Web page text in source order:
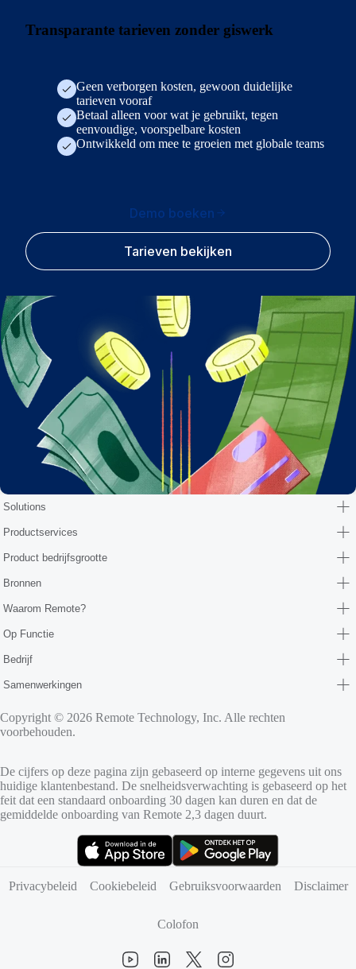
Transparante tarieven zonder giswerk
Geen verborgen kosten, gewoon duidelijke
tarieven vooraf
Betaal alleen voor wat je gebruikt, tegen
eenvoudige, voorspelbare kosten
Ontwikkeld om mee te groeien met globale teams
Demo boeken
Tarieven bekijken
Solutions
Productservices
Product bedrijfsgrootte
Bronnen
Waarom Remote?
Op Functie
Bedrijf
Samenwerkingen
Copyright © 2026 Remote Technology, Inc. Alle rechten
voorbehouden.
De cijfers op deze pagina zijn gebaseerd op interne gegevens uit ons
huidige klantenbestand. De snelheidsverwachting is gebaseerd op het
feit dat een standaard onboarding 30 dagen kan duren en dat de
gemiddelde onboarding van Remote 2,3 dagen duurt.
Privacybeleid
Cookiebeleid Gebruiksvoorwaarden Disclaimer
Colofon